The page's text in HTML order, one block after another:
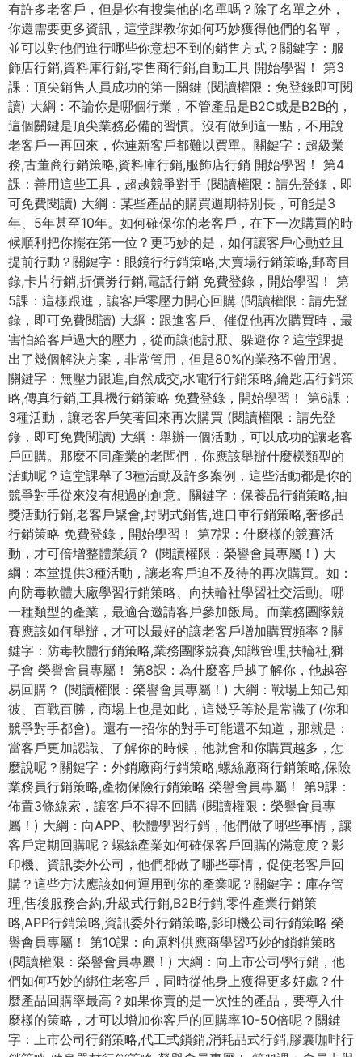
有許多老客戶，但是你有搜集他的名單嗎？除了名單之外，
你還需要更多資訊，這堂課教你如何巧妙獲得他們的名單，
並可以對他們進行哪些你意想不到的銷售方式？關鍵字：服
飾店行銷,資料庫行銷,零售商行銷,自動工具 開始學習！ 第3
課：頂尖銷售人員成功的第一關鍵 (閱讀權限：免登錄即可閱
讀) 大綱：不論你是哪個行業，不管產品是B2C或是B2B的，
這個關鍵是頂尖業務必備的習慣。沒有做到這一點，不用說
老客戶一再回來，你連新客戶都難以買單。關鍵字：超級業
務,古董商行銷策略,資料庫行銷,服飾店行銷 開始學習！ 第4
課：善用這些工具，超越競爭對手 (閱讀權限：請先登錄，即
可免費閱讀) 大綱：某些產品的購買週期特別長，可能是3
年、5年甚至10年。如何確保你的老客戶，在下一次購買的時
候順利把你擺在第一位？更巧妙的是，如何讓客戶心動並且
提前行動？關鍵字：眼鏡行行銷策略,大賣場行銷策略,郵寄目
錄,卡片行銷,折價劵行銷,電話行銷 免費登錄，開始學習！ 第
5課：這樣跟進，讓客戶零壓力開心回購 (閱讀權限：請先登
錄，即可免費閱讀) 大綱：跟進客戶、催促他再次購買時，最
害怕給客戶過大的壓力，從而讓他討厭、躲避你？這堂課提
出了幾個解決方案，非常管用，但是80%的業務不曾用過。
關鍵字：無壓力跟進,自然成交,水電行行銷策略,鑰匙店行銷策
略,傳真行銷,工具機行銷策略 免費登錄，開始學習！ 第6課：
3種活動，讓老客戶笑著回來再次購買 (閱讀權限：請先登
錄，即可免費閱讀) 大綱：舉辦一個活動，可以成功的讓老客
戶回購。那麼不同產業的老闆們，你應該舉辦什麼樣類型的
活動呢？這堂課舉了3種活動及許多案例，這些活動都是你的
競爭對手從來沒有想過的創意。關鍵字：保養品行銷策略,抽
獎活動行銷,老客戶聚會,封閉式銷售,進口車行銷策略,奢侈品
行銷策略 免費登錄，開始學習！ 第7課：什麼樣的競賽活
動，才可倍增整體業績？ (閱讀權限：榮譽會員專屬！) 大
綱：本堂提供3種活動，讓老客戶迫不及待的再次購買。如：
向防毒軟體大廠學習行銷策略、向扶輪社學習社交活動。哪
一種類型的產業，最適合邀請客戶參加飯局。而業務團隊競
賽應該如何舉辦，才可以最好的讓老客戶增加購買頻率？關
鍵字：防毒軟體行銷策略,業務團隊競賽,知識管理,扶輪社,獅
子會 榮譽會員專屬！ 第8課：為什麼客戶越了解你，他越容
易回購？ (閱讀權限：榮譽會員專屬！) 大綱：戰場上知己知
彼、百戰百勝，商場上也是如此，這幾乎等於是常識了(你和
競爭對手都會)。還有一招你的對手可能還不知道，那就是：
當客戶更加認識、了解你的時候，他就會和你購買越多，怎
麼說呢？關鍵字：外銷廠商行銷策略,螺絲廠商行銷策略,保險
業務員行銷策略,產物保險行銷策略 榮譽會員專屬！ 第9課：
佈置3條線索，讓客戶不得不回購 (閱讀權限：榮譽會員專
屬！) 大綱：向APP、軟體學習行銷，他們做了哪些事情，讓
客戶定期回購呢？螺絲產業如何確保客戶回購的滿意度？影
印機、資訊委外公司，他們都做了哪些事情，促使老客戶回
購？這些方法應該如何運用到你的產業呢？關鍵字：庫存管
理,售後服務合約,升級式行銷,B2B行銷,零件產業行銷策
略,APP行銷策略,資訊委外行銷策略,影印機公司行銷策略 榮
譽會員專屬！ 第10課：向原料供應商學習巧妙的鎖銷策略
(閱讀權限：榮譽會員專屬！) 大綱：向上市公司學行銷，他
們如何巧妙的綁住老客戶，同時從他身上獲得更多好處？什
麼產品回購率最高？如果你賣的是一次性的產品，要導入什
麼樣的策略，才可以增加你客戶的回購率10-50倍呢？關鍵
字：上市公司行銷策略,代工式鎖銷,消耗品式行銷,膠囊咖啡行